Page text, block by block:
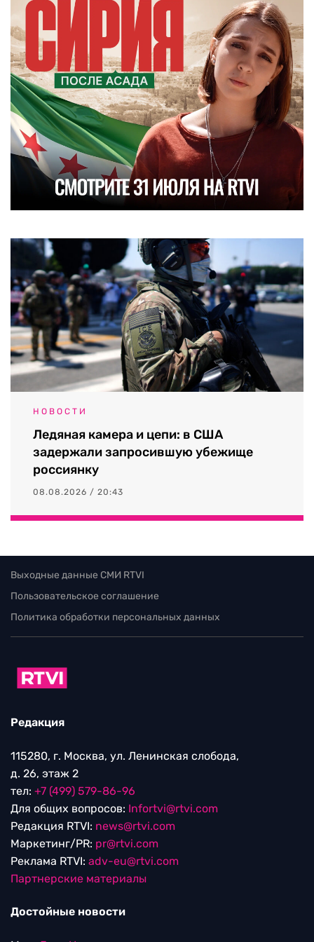
НОВОСТИ
Ледяная камера и цепи: в США
задержали запросившую убежище
россиянку
08.08.2026 / 20:43
Выходные данные СМИ RTVI
Пользовательское соглашение
Политика обработки персональных данных
Редакция
115280, г. Москва, ул. Ленинская слобода,
д. 26, этаж 2
тел: +7 (499) 579-86-96
Для общих вопросов: Infortvi@rtvi.com
Редакция RTVI: news@rtvi.com
Маркетинг/PR: pr@rtvi.com
Реклама RTVI: adv-eu@rtvi.com
Партнерские материалы
Достойные новости